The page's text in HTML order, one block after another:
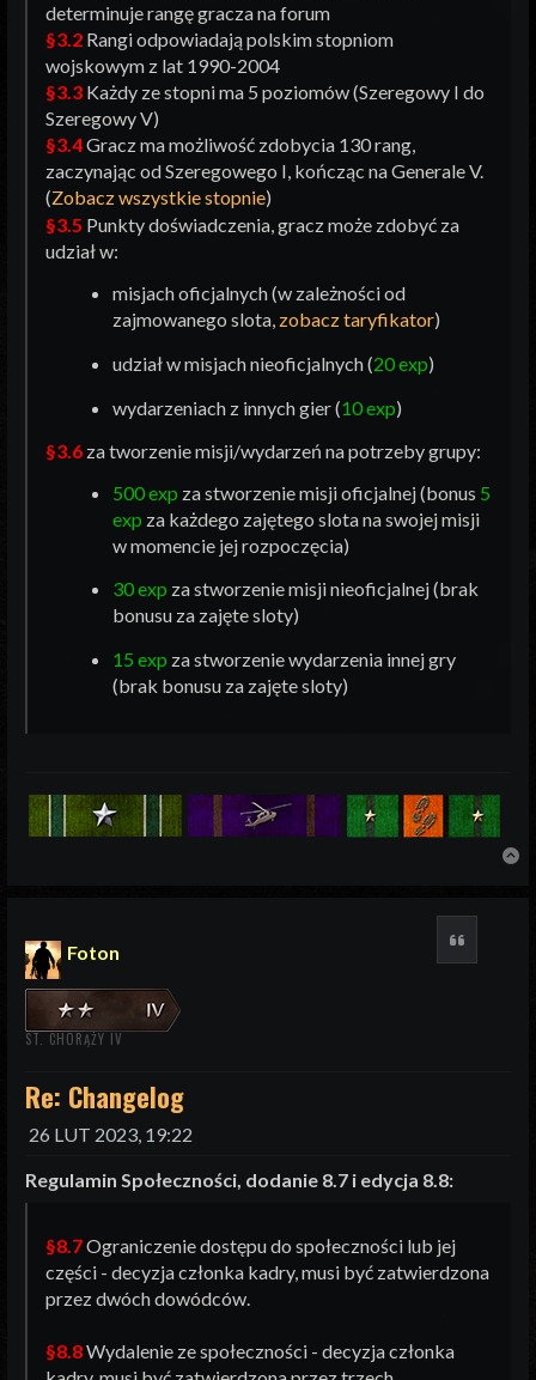
determinuje rangę gracza na forum
§3.2 Rangi odpowiadają polskim stopniom
wojskowym z lat 1990-2004
§3.3 Każdy ze stopni ma 5 poziomów (Szeregowy I do
Szeregowy V)
§3.4Gracz ma możliwość zdobycia 130 rang,
zaczynając od Szeregowego I, kończąc na Generale V.
(Zobacz wszystkie stopnie)
§3.5 Punkty doświadczenia, gracz może zdobyć za
udział w:
misjach oficjalnych (w zależności od
zajmowanego slota, zobacz taryfikator)
udział w misjach nieoficjalnych (20 exp)
wydarzeniach z innych gier (10 exp)
§3.6 za tworzenie misji/wydarzeń na potrzeby grupy:
500 exp za stworzenie misji oficjalnej (bonus 5
exp za każdego zajętego slota na swojej misji
w momencie jej rozpoczęcia)
30 exp za stworzenie misji nieoficjalnej (brak
bonusu za zajęte sloty)
15 exp za stworzenie wydarzenia innej gry
(brak bonusu za zajęte sloty)
Foton
ST. CHORĄŻY IV
Re: Changelog
26 LUT 2023, 19:22
Regulamin Społeczności, dodanie 8.7 i edycja 8.8:
§8.7Ograniczenie dostępu do społeczności lub jej
części - decyzja członka kadry, musi być zatwierdzona
przez dwóch dowódców.
§8.8Wydalenie ze społeczności - decyzja członka